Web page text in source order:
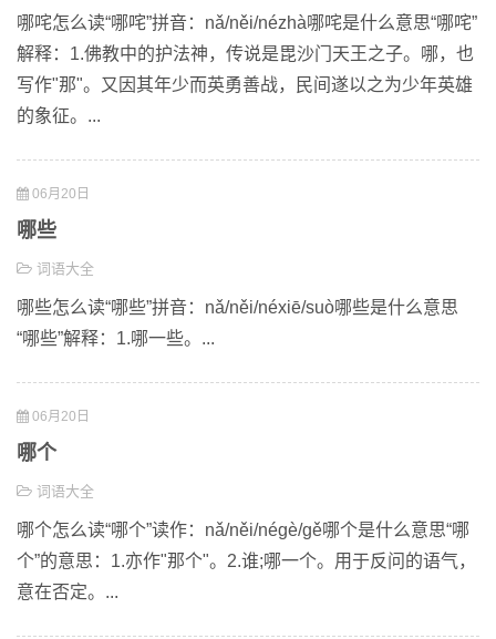
哪咤怎么读“哪咤”拼音：nǎ/něi/nézhà哪咤是什么意思“哪咤”
解释：1.佛教中的护法神，传说是毘沙门天王之子。哪，也
写作"那"。又因其年少而英勇善战，民间遂以之为少年英雄
的象征。...
06月20日
哪些
词语大全
哪些怎么读“哪些”拼音：nǎ/něi/néxiē/suò哪些是什么意思
“哪些”解释：1.哪一些。...
06月20日
哪个
词语大全
哪个怎么读“哪个”读作：nǎ/něi/négè/gě哪个是什么意思“哪
个”的意思：1.亦作"那个"。2.谁;哪一个。用于反问的语气，
意在否定。...